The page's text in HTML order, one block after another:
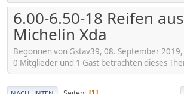
6.00-6.50-18 Reifen
Michelin Xda
Begonnen von Gstav39, 08. September
0 Mitglieder und 1 Gast betrachten dieses